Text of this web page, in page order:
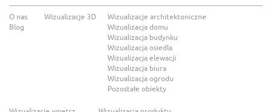
O nas
Blog
Wizualizacje 3D
Wizualizacje architektoniczne
Wizualizacja domu
Wizualizacja budynku
Wizualizacja osiedla
Wizualizacja elewacji
Wizualizacja biura
Wizualizacja ogrodu
Pozostałe obiekty